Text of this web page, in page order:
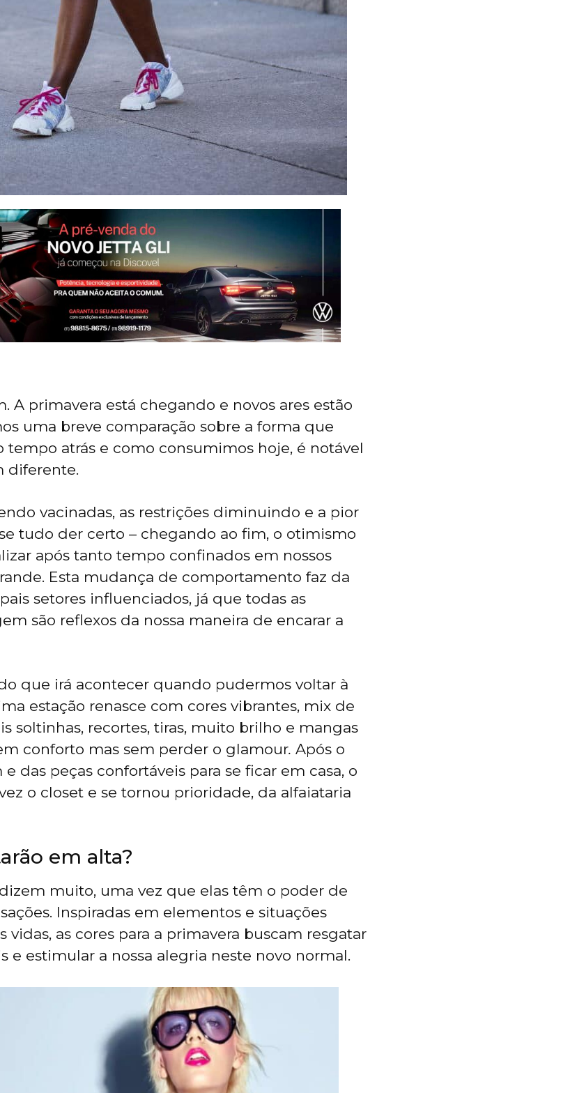
A primavera está chegando e novos ares estão
uma breve comparação sobre a forma que
tempo atrás e como consumimos hoje, é notável
diferente.
vacinadas, as restrições diminuindo e a pior
tudo der certo – chegando ao fim, o otimismo
após tanto tempo confinados em nossos
Esta mudança de comportamento faz da
setores influenciados, já que todas as
são reflexos da nossa maneira de encarar a
que irá acontecer quando pudermos voltar à
estação renasce com cores vibrantes, mix de
soltinhas, recortes, tiras, muito brilho e mangas
conforto mas sem perder o glamour. Após o
das peças confortáveis para se ficar em casa, o
o closet e se tornou prioridade, da alfaiataria
em alta?
muito, uma vez que elas têm o poder de
Inspiradas em elementos e situações
vidas, as cores para a primavera buscam resgatar
e estimular a nossa alegria neste novo normal.